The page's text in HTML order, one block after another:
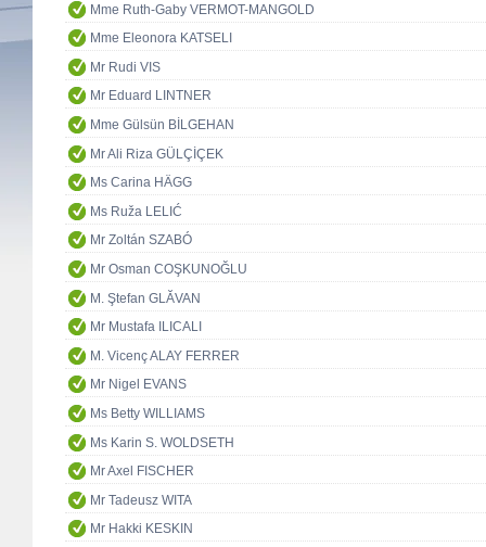
Mme Ruth-Gaby VERMOT-MANGOLD
Mme Eleonora KATSELI
Mr Rudi VIS
Mr Eduard LINTNER
Mme Gülsün BİLGEHAN
Mr Ali Riza GÜLÇİÇEK
Ms Carina HÄGG
Ms Ruža LELIĆ
Mr Zoltán SZABÓ
Mr Osman COŞKUNOĞLU
M. Ştefan GLĂVAN
Mr Mustafa ILICALI
M. Vicenç ALAY FERRER
Mr Nigel EVANS
Ms Betty WILLIAMS
Ms Karin S. WOLDSETH
Mr Axel FISCHER
Mr Tadeusz WITA
Mr Hakki KESKIN